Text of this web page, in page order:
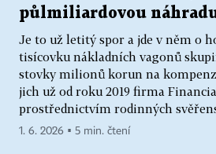
půlmiliardovou
Je to už letitý spor a jde v něm o
tisícovku nákladních vagonů
stovky milionů korun na
jich už od roku 2019 firma
prostřednictvím rodinných
1. 6. 2026 ▪ 5 min. čtení